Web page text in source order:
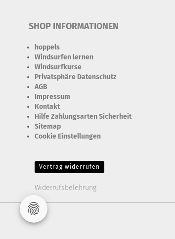
SHOP INFORMATIONEN
hoppels
Windsurfen lernen
Windsurfkurse
Privatsphäre Datenschutz
AGB
Impressum
Kontakt
Hilfe Zahlungsarten Sicherheit
Sitemap
Cookie Einstellungen
Vertrag widerrufen
Widerrufsbelehrung